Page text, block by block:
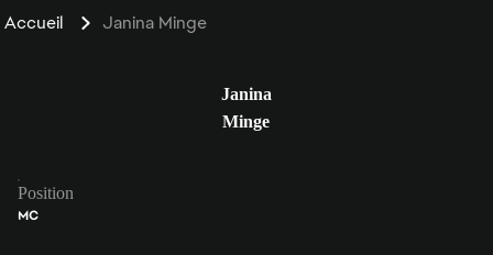
Accueil Janina Minge
Janina
Minge
Position
MC